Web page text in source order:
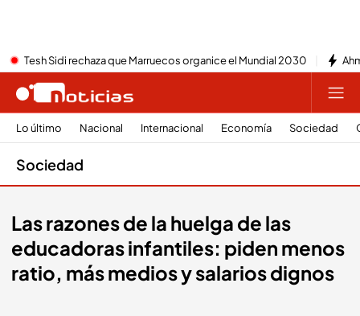
Tesh Sidi rechaza que Marruecos organice el Mundial 2030
Lo último Nacional Internacional Economía Sociedad
Sociedad
Las razones de la huelga de las
educadoras infantiles: piden menos
ratio, más medios y salarios dignos